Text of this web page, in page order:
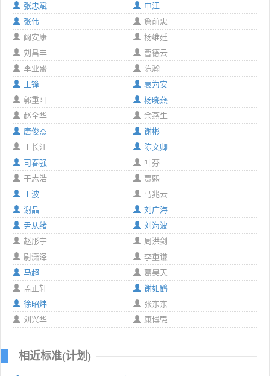
张忠斌
申江
张伟
詹前忠
阚安康
杨维廷
刘昌丰
曹德云
李业盛
陈瀚
王锋
袁为安
郭重阳
杨晓燕
赵全华
余燕生
唐俊杰
谢彬
王长江
陈文卿
司春强
叶芬
于志浩
贾熙
王波
马兆云
谢晶
刘广海
尹从绪
刘海波
赵彤宇
周洪剑
尉潇泽
李重谦
马超
葛昊天
孟正轩
谢如鹤
徐昭炜
张东东
刘兴华
康博强
相近标准(计划)